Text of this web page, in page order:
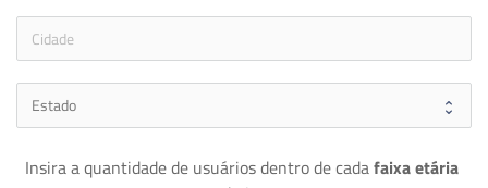
Insira a quantidade de usuários dentro de cada